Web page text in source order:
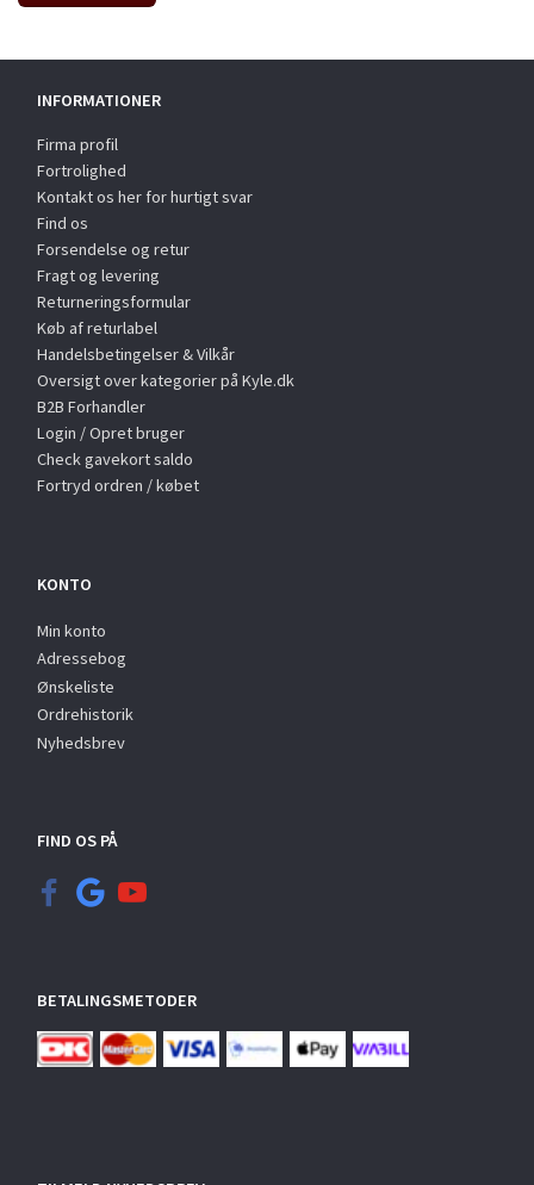
INFORMATIONER
Firma profil
Fortrolighed
Kontakt os her for hurtigt svar
Find os
Forsendelse og retur
Fragt og levering
Returneringsformular
Køb af returlabel
Handelsbetingelser & Vilkår
Oversigt over kategorier på Kyle.dk
B2B Forhandler
Login / Opret bruger
Check gavekort saldo
Fortryd ordren / købet
KONTO
Min konto
Adressebog
Ønskeliste
Ordrehistorik
Nyhedsbrev
FIND OS PÅ
BETALINGSMETODER